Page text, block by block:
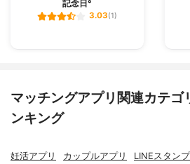
記念日°
3.03(1)
マッチングアプリ関連カテゴ
ンキング
妊活アプリ カップルアプリ LINEスタン